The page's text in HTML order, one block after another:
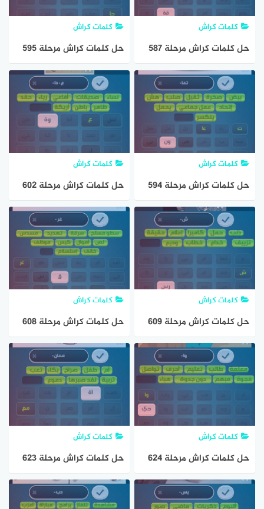
كلمات كراش
حل كلمات كراش مرحلة 587
مقاطع الكلمات
كلمات كراش
حل كلمات كراش مرحلة 595
مقاطع الكلمات
كلمات كراش
حل كلمات كراش مرحلة 594
مقاطع الكلمات
كلمات كراش
حل كلمات كراش مرحلة 602
مقاطع الكلمات
كلمات كراش
حل كلمات كراش مرحلة 609
مقاطع الكلمات
كلمات كراش
حل كلمات كراش مرحلة 608
مقاطع الكلمات
كلمات كراش
حل كلمات كراش مرحلة 624
مقاطع الكلمات
كلمات كراش
حل كلمات كراش مرحلة 623
مقاطع الكلمات